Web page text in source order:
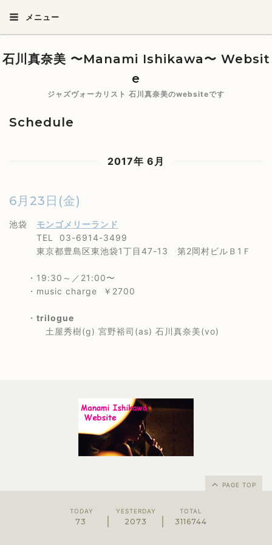
メニュー
石川真奈美 〜Manami Ishikawa〜 Websit
e
ジャズヴォーカリスト 石川真奈美のwebsiteです
Schedule
2017年 6月
6月23日(金)
池袋 モンゴメリーランド
TEL 03-6914-3499
東京都豊島区東池袋1丁目47-13 第2岡村ビルＢ1Ｆ
・19:30～／21:00〜
・music charge ￥2700
・ trilogue
土屋秀樹(g) 宮野裕司(as) 石川真奈美(vo)
PAGE TOP
TODAY
73
YESTERDAY
2073
TOTAL
3116744